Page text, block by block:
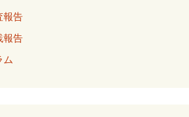
報告
報告
ム